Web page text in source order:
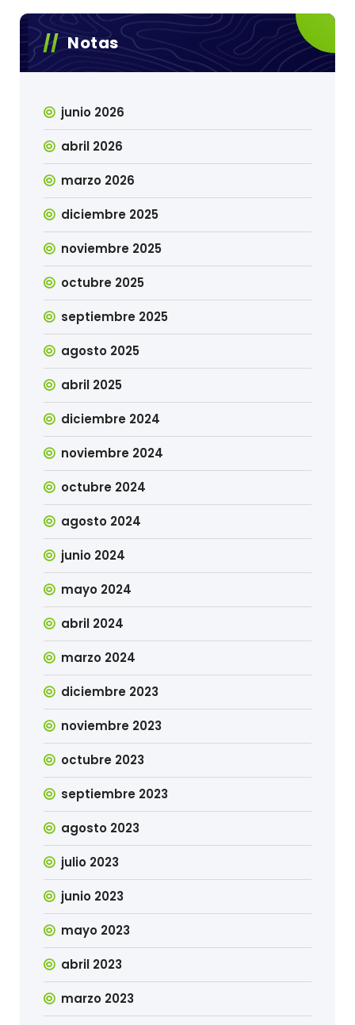
Notas
junio 2026
abril 2026
marzo 2026
diciembre 2025
noviembre 2025
octubre 2025
septiembre 2025
agosto 2025
abril 2025
diciembre 2024
noviembre 2024
octubre 2024
agosto 2024
junio 2024
mayo 2024
abril 2024
marzo 2024
diciembre 2023
noviembre 2023
octubre 2023
septiembre 2023
agosto 2023
julio 2023
junio 2023
mayo 2023
abril 2023
marzo 2023